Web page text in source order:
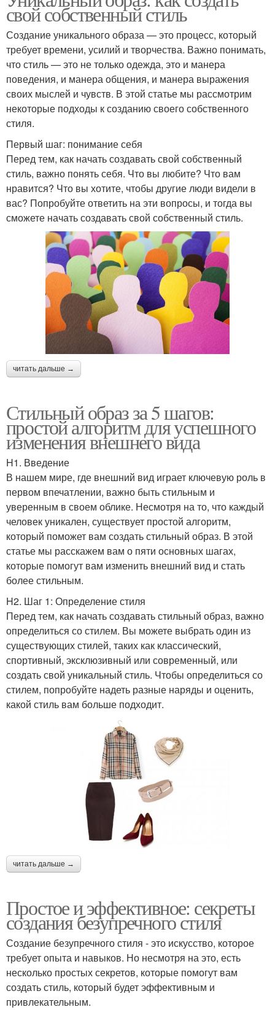
свой собственный стиль
Создание уникального образа — это процесс, который
требует времени, усилий и творчества. Важно понимать,
что стиль — это не только одежда, это и манера
поведения, и манера общения, и манера выражения
своих мыслей и чувств. В этой статье мы рассмотрим
некоторые подходы к созданию своего собственного
стиля.
Первый шаг: понимание себя
Перед тем, как начать создавать свой собственный
стиль, важно понять себя. Что вы любите? Что вам
нравится? Что вы хотите, чтобы другие люди видели в
вас? Попробуйте ответить на эти вопросы, и тогда вы
сможете начать создавать свой собственный стиль.
читать дальше →
Стильный образ за 5 шагов:
простой алгоритм для успешного
изменения внешнего вида
H1. Введение
В нашем мире, где внешний вид играет ключевую роль в
первом впечатлении, важно быть стильным и
уверенным в своем облике. Несмотря на то, что каждый
человек уникален, существует простой алгоритм,
который поможет вам создать стильный образ. В этой
статье мы расскажем вам о пяти основных шагах,
которые помогут вам изменить внешний вид и стать
более стильным.
H2. Шаг 1: Определение стиля
Перед тем, как начать создавать стильный образ, важно
определиться со стилем. Вы можете выбрать один из
существующих стилей, таких как классический,
спортивный, эксклюзивный или современный, или
создать свой уникальный стиль. Чтобы определиться со
стилем, попробуйте надеть разные наряды и оценить,
какой стиль вам больше подходит.
читать дальше →
Простое и эффективное: секреты
создания безупречного стиля
Создание безупречного стиля - это искусство, которое
требует опыта и навыков. Но несмотря на это, есть
несколько простых секретов, которые помогут вам
создать стиль, который будет эффективным и
привлекательным.